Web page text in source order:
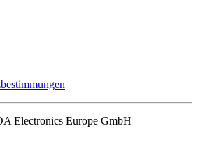
Electronics Europe GmbH